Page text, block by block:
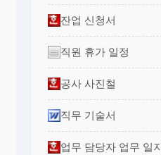
잔업 신청서
직원 휴가 일정
공사 사진철
직무 기술서
업무 담당자 업무 일지